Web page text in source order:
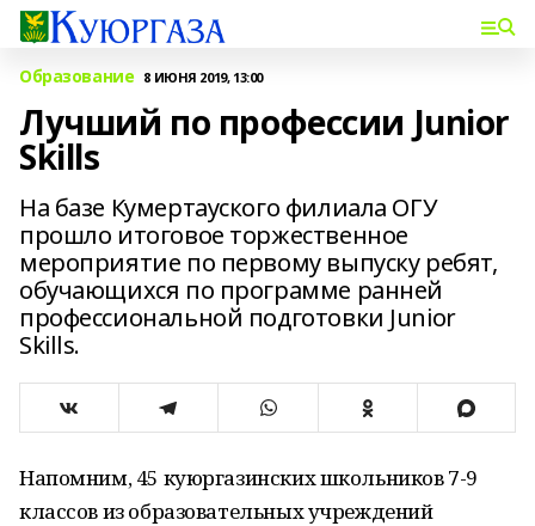
Образование 8 ИЮНЯ 2019, 13:00
Лучший по профессии Junior
Skills
На базе Кумертауского филиала ОГУ
прошло итоговое торжественное
мероприятие по первому выпуску ребят,
обучающихся по программе ранней
профессиональной подготовки Junior
Skills.
Напомним, 45 куюргазинских школьников 7-9
классов из образовательных учреждений